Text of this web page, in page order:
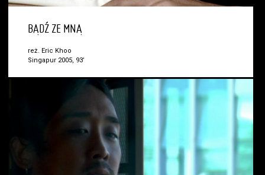
BĄDŹ ZE MNĄ
reż. Eric Khoo
Singapur 2005, 93’